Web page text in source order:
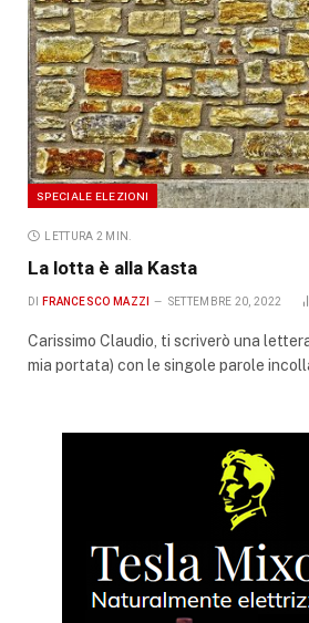
SPECIALE ELEZIONI
LETTURA 2 MIN.
La lotta è alla Kasta
DI FRANCESCO MAZZI SETTEMBRE 20, 2022
Carissimo Claudio, ti scriverò una
mia portata) con le singole parole